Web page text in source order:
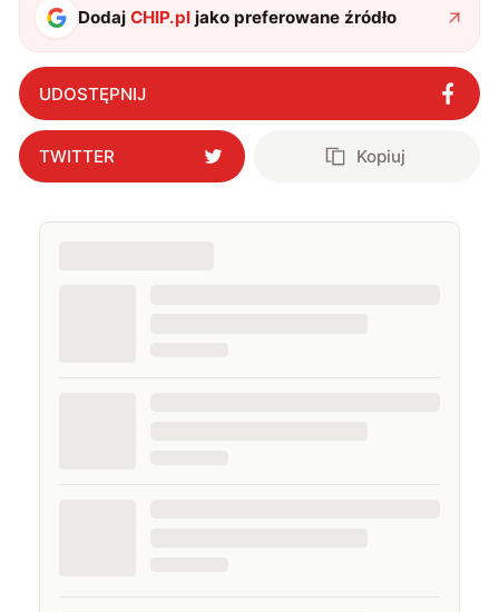
DodajCHIP.pl jako preferowane źródło
UDOSTĘPNIJ
TWITTER Kopiuj